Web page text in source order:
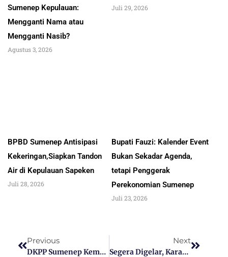
Sumenep Kepulauan:
Mengganti Nama atau
Mengganti Nasib?
Agustus 3, 2026
Juli 29, 2026
BPBD Sumenep Antisipasi
Kekeringan,Siapkan Tandon
Air di Kepulauan Sapeken
Juli 28, 2026
Bupati Fauzi: Kalender Event
Bukan Sekadar Agenda,
tetapi Penggerak
Perekonomian Sumenep
Juli 23, 2026
Previous
DKPP Sumenep Kembali Raih Penghargaan Pengendalian PMK
Next
Segera Digelar, Karapan Kambing Championsip Sumenep 2023